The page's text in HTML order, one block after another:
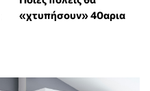
«χτυπήσουν» 40αρια